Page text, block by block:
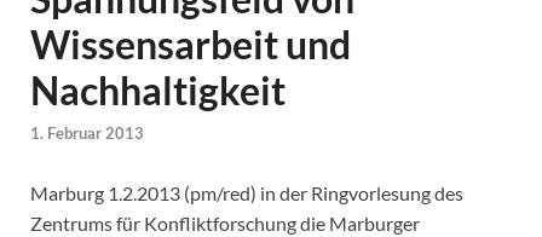
Wissensarbeit und
Nachhaltigkeit
1. Februar 2013
Marburg 1.2.2013 (pm/red) in der Ringvorlesung des
Zentrums für Konfliktforschung die Marburger